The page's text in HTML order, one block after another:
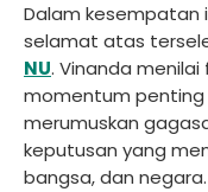
Dalam kesempatan
selamat atas
NU. Vinanda
momentum
merumuskan
keputusan yang
bangsa, dan negara.